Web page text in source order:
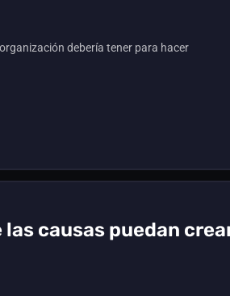
debería tener para hacer
causas puedan